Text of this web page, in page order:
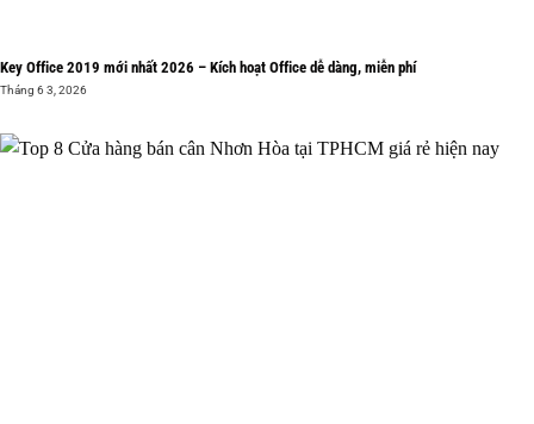
Key Office 2019 mới nhất 2026 – Kích hoạt Office dễ dàng, miễn phí
Tháng 6 3, 2026